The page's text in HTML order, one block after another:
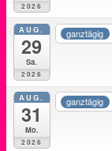
2026
AUG.
29
Sa.
2026
ganztägig
AUG.
31
Mo.
2026
ganztägig